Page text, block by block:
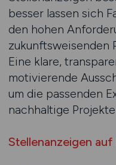
besser lassen sich
den hohen
zukunftsweisenden
Eine klare,
motivierende
um die passenden
nachhaltige
Stellenanzeigen auf